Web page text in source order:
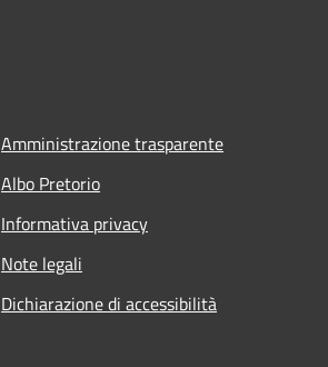
Amministrazione trasparente
Albo Pretorio
Informativa privacy
Note legali
Dichiarazione di accessibilità